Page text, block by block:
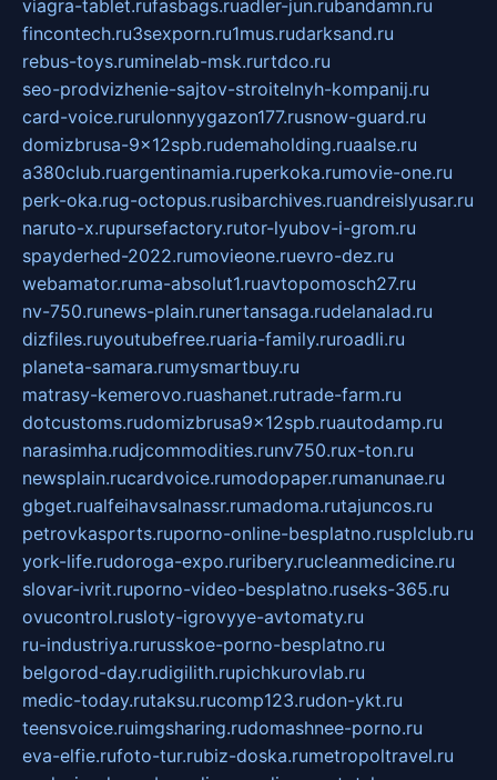
viagra-tablet.rufasbags.ruadler-jun.rubandamn.ru
fincontech.ru3sexporn.ru1mus.rudarksand.ru
rebus-toys.ruminelab-msk.rurtdco.ru
seo-prodvizhenie-sajtov-stroitelnyh-kompanij.ru
card-voice.rurulonnyygazon177.rusnow-guard.ru
domizbrusa-9x12spb.rudemaholding.ruaalse.ru
a380club.ruargentinamia.ruperkoka.rumovie-one.ru
perk-oka.rug-octopus.rusibarchives.ruandreislyusar.ru
naruto-x.rupursefactory.rutor-lyubov-i-grom.ru
spayderhed-2022.rumovieone.ruevro-dez.ru
webamator.ruma-absolut1.ruavtopomosch27.ru
nv-750.runews-plain.runertansaga.rudelanalad.ru
dizfiles.ruyoutubefree.ruaria-family.ruroadli.ru
planeta-samara.rumysmartbuy.ru
matrasy-kemerovo.ruashanet.rutrade-farm.ru
dotcustoms.rudomizbrusa9x12spb.ruautodamp.ru
narasimha.rudjcommodities.runv750.rux-ton.ru
newsplain.rucardvoice.rumodopaper.rumanunae.ru
gbget.rualfeihavsalnassr.rumadoma.rutajuncos.ru
petrovkasports.ruporno-online-besplatno.rusplclub.ru
york-life.rudoroga-expo.ruribery.rucleanmedicine.ru
slovar-ivrit.ruporno-video-besplatno.ruseks-365.ru
ovucontrol.rusloty-igrovyye-avtomaty.ru
ru-industriya.rurusskoe-porno-besplatno.ru
belgorod-day.rudigilith.rupichkurovlab.ru
medic-today.rutaksu.rucomp123.rudon-ykt.ru
teensvoice.ruimgsharing.rudomashnee-porno.ru
eva-elfie.rufoto-tur.rubiz-doska.rumetropoltravel.ru